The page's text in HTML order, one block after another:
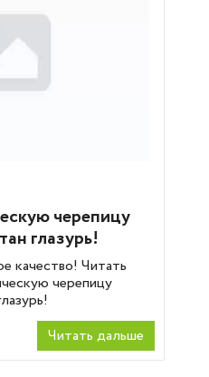
черепицу
глазурь!
качество! Читать
черепицу
Читать дальше